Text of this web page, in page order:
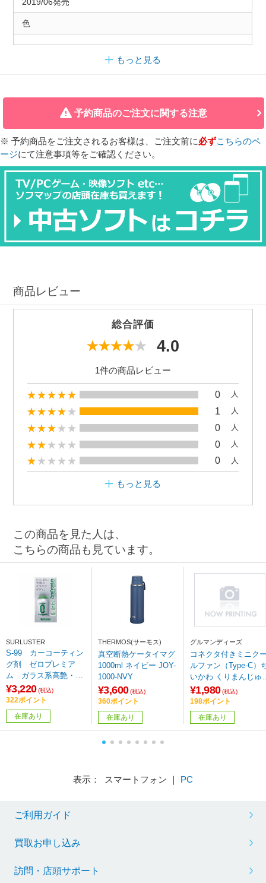
2019/06発売
色
もっと見る
予約商品のご注文に関する注意
※ 予約商品をご注文されるお客様は、ご注文前に必ずこちらのペ
ージにて注意事項等をご確認ください。
商品レビュー
総合評価
4.0
1件の商品レビュー
0 人
1 人
0 人
0 人
0 人
もっと見る
この商品を見た人は、
こちらの商品も見ています。
SURLUSTER
S-99 カーコーティン
グ剤 ゼロプレミア
ム ガラス系高艶・高
耐久 UV吸収剤配
合 nano+配合ノーコ
ンパウンド 内容量：
280ml
¥3,220 (税込)
322ポイント
在庫あり
THERMOS(サーモス)
真空断熱ケータイマグ
1000ml ネイビー JOY-
1000-NVY
¥3,600 (税込)
360ポイント
在庫あり
グルマンディーズ
コネクタ付きミニク
ルファン（Type-C）
いかわ くりまんじゅう
CK-74E
¥1,980 (税込)
198ポイント
在庫あり
表示： スマートフォン ｜ PC
ご利用ガイド
買取お申し込み
訪問・店頭サポート